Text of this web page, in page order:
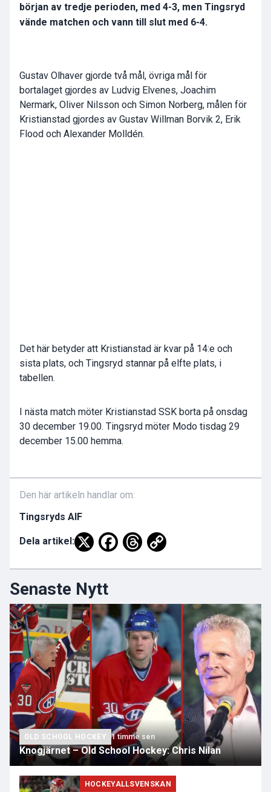
början av tredje perioden, med 4-3, men Tingsryd
vände matchen och vann till slut med 6-4.
Gustav Olhaver gjorde två mål, övriga mål för
bortalaget gjordes av Ludvig Elvenes, Joachim
Nermark, Oliver Nilsson och Simon Norberg, målen för
Kristianstad gjordes av Gustav Willman Borvik 2, Erik
Flood och Alexander Molldén.
Det här betyder att Kristianstad är kvar på 14:e och
sista plats, och Tingsryd stannar på elfte plats, i
tabellen.
I nästa match möter Kristianstad SSK borta på onsdag
30 december 19.00. Tingsryd möter Modo tisdag 29
december 15.00 hemma.
Den här artikeln handlar om:
Tingsryds AIF
Dela artikel:
Senaste Nytt
OLD SCHOOL HOCKEY 1 timme sen
Knogjärnet – Old School Hockey: Chris Nilan
HOCKEYALLSVENSKAN